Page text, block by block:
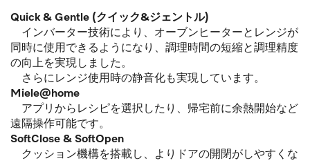
Quick & Gentle (クイック&ジェントル)
インバーター技術により、オーブンヒーターとレンジが
同時に使⽤できるようになり、調理時間の短縮と調理精度
の向上を実現しました。
さらにレンジ使⽤時の静⾳化も実現しています。
Miele@home
アプリからレシピを選択したり、帰宅前に余熱開始など
遠隔操作可能です。
SoftClose & SoftOpen
クッション機構を搭載し、よりドアの開閉がしやすくな